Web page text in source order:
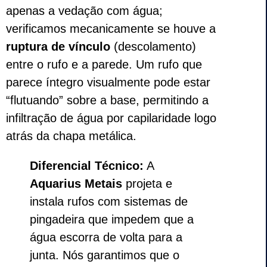
apenas a vedação com água;
verificamos mecanicamente se houve a
ruptura de vínculo (descolamento)
entre o rufo e a parede. Um rufo que
parece íntegro visualmente pode estar
“flutuando” sobre a base, permitindo a
infiltração de água por capilaridade logo
atrás da chapa metálica.
Diferencial Técnico: A
Aquarius Metais projeta e
instala rufos com sistemas de
pingadeira que impedem que a
água escorra de volta para a
junta. Nós garantimos que o